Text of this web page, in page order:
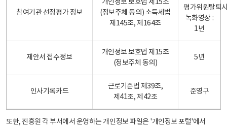
참여기관 선정평가 정보
개인정보 보호법 제15조
(정보주체 동의) 소득세법
제145조, 제164조
평가위원탈퇴
녹화영상 :
1년
제안서 접수정보
개인정보 보호법 제15조
(정보주체 동의)
5년
인사기록카드
근로기준법 제39조,
제41조, 제42조
준영구
또한, 진흥원 각 부서에서 운영하는 개인정보 파일은 '개인정보 포털'에서